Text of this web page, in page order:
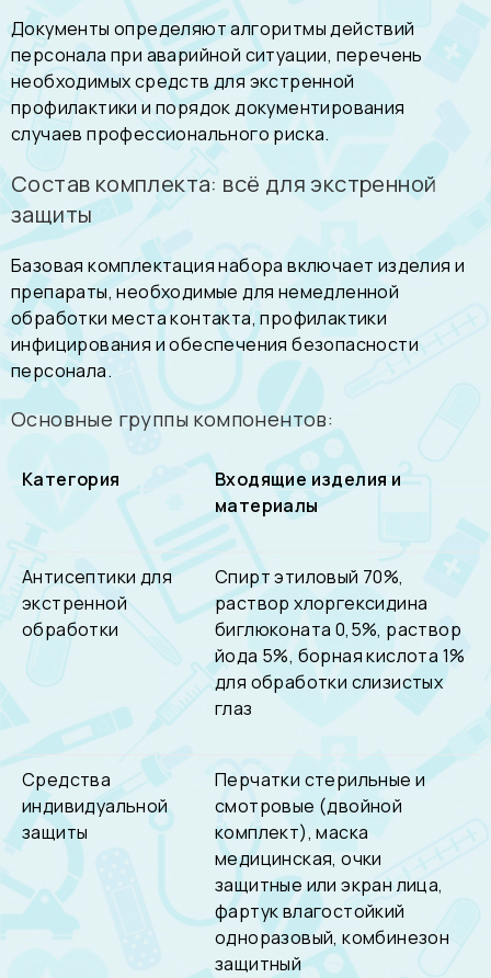
Документы определяют алгоритмы действий
персонала при аварийной ситуации, перечень
необходимых средств для экстренной
профилактики и порядок документирования
случаев профессионального риска.
Состав комплекта: всё для экстренной
защиты
Базовая комплектация набора включает изделия и
препараты, необходимые для немедленной
обработки места контакта, профилактики
инфицирования и обеспечения безопасности
персонала.
Основные группы компонентов:
Категория
Входящие изделия и
материалы
Антисептики для
экстренной
обработки
Спирт этиловый 70%,
раствор хлоргексидина
биглюконата 0,5%, раствор
йода 5%, борная кислота 1%
для обработки слизистых
глаз
Средства
индивидуальной
защиты
Перчатки стерильные и
смотровые (двойной
комплект), маска
медицинская, очки
защитные или экран лица,
фартук влагостойкий
одноразовый, комбинезон
защитный